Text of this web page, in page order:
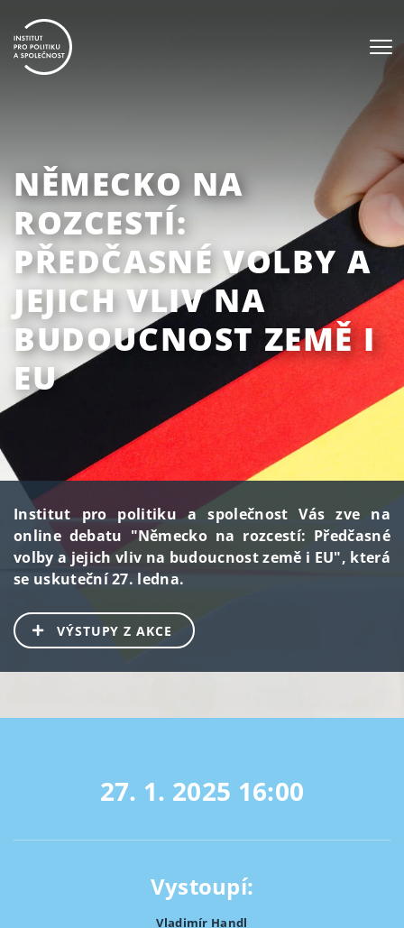
NĚMECKO NA
ROZCESTÍ:
PŘEDČASNÉ VOLBY A
JEJICH VLIV NA
BUDOUCNOST ZEMĚ I
EU
Institut pro politiku a společnost Vás zve na
online debatu "Německo na rozcestí: Předčasné
volby a jejich vliv na budoucnost země i EU", která
se uskuteční 27. ledna.
VÝSTUPY Z AKCE
27. 1. 2025 16:00
Vystoupí:
Vladimír Handl